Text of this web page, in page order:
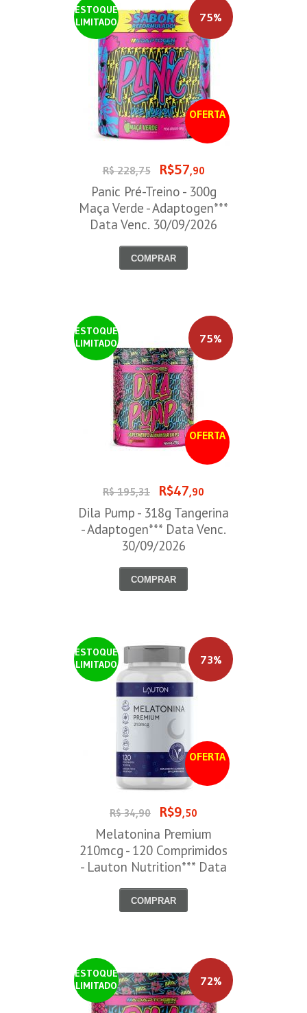
ESTOQUE
LIMITADO
OFERTA
75%
R$ 228,75 R$57,90
Panic Pré-Treino - 300g
Maça Verde - Adaptogen***
Data Venc. 30/09/2026
COMPRAR
ESTOQUE
LIMITADO
OFERTA
75%
R$ 195,31 R$47,90
Dila Pump - 318g Tangerina
- Adaptogen*** Data Venc.
30/09/2026
COMPRAR
ESTOQUE
LIMITADO
OFERTA
73%
R$ 34,90 R$9,50
Melatonina Premium
210mcg - 120 Comprimidos
- Lauton Nutrition*** Data
COMPRAR
ESTOQUE
LIMITADO
72%